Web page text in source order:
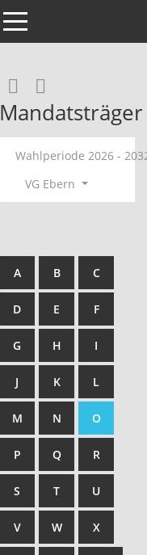
Toggle navigation
Mandatsträger
Wahlperiode 2026 -
VG Ebern
A B C
D E F
G H I
J K L
M N O
P Q R
S T U
V W X